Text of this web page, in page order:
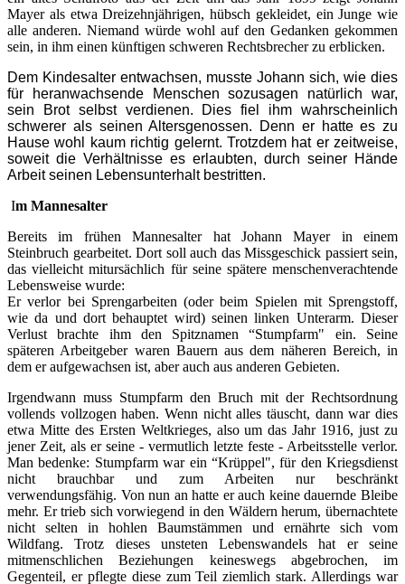
Mayer als etwa Dreizehnjährigen, hübsch gekleidet, ein Junge wie
alle anderen. Niemand würde wohl auf den Gedanken gekommen
sein, in ihm einen künftigen schweren Rechtsbrecher zu erblicken.
Dem Kindesalter entwachsen, musste Johann sich, wie dies
für heranwachsende Menschen sozusagen natürlich war,
sein Brot selbst verdienen. Dies fiel ihm wahrscheinlich
schwerer als seinen Altersgenossen. Denn er hatte es zu
Hause wohl kaum richtig gelernt. Trotzdem hat er zeitweise,
soweit die Verhältnisse es erlaubten, durch seiner Hände
Arbeit seinen Lebensunterhalt bestritten.
Im Mannesalter
Bereits im frühen Mannesalter hat Johann Mayer in einem
Steinbruch gearbeitet. Dort soll auch das Missgeschick passiert sein,
das vielleicht mitursächlich für seine spätere menschenverachtende
Lebensweise wurde:
Er verlor bei Sprengarbeiten (oder beim Spielen mit Sprengstoff,
wie da und dort behauptet wird) seinen linken Unterarm. Dieser
Verlust brachte ihm den Spitznamen “Stumpfarm" ein. Seine
späteren Arbeitgeber waren Bauern aus dem näheren Bereich, in
dem er aufgewachsen ist, aber auch aus anderen Gebieten.
Irgendwann muss Stumpfarm den Bruch mit der Rechtsordnung
vollends vollzogen haben. Wenn nicht alles täuscht, dann war dies
etwa Mitte des Ersten Weltkrieges, also um das Jahr 1916, just zu
jener Zeit, als er seine - vermutlich letzte feste - Arbeitsstelle verlor.
Man bedenke: Stumpfarm war ein “Krüppel", für den Kriegsdienst
nicht brauchbar und zum Arbeiten nur beschränkt
verwendungsfähig. Von nun an hatte er auch keine dauernde Bleibe
mehr. Er trieb sich vorwiegend in den Wäldern herum, übernachtete
nicht selten in hohlen Baumstämmen und ernährte sich vom
Wildfang. Trotz dieses unsteten Lebenswandels hat er seine
mitmenschlichen Beziehungen keineswegs abgebrochen, im
Gegenteil, er pflegte diese zum Teil ziemlich stark. Allerdings war